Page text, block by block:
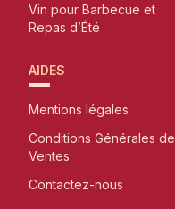
Vin pour Barbecue et
Repas d’Été
AIDES
Mentions légales
Conditions Générales de
Ventes
Contactez-nous